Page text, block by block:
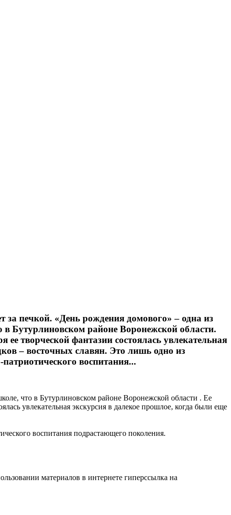
печкой. «День рождения домового» – одна из
Бутурлиновском районе Воронежской области.
творческой фантазии состоялась увлекательная
– восточных славян. Это лишь одно из
воспитания...
что в Бутурлиновском районе Воронежской области . Ее
увлекательная экскурсия в далекое прошлое, когда были еще
воспитания подрастающего поколения.
материалов в интернете гиперссылка на